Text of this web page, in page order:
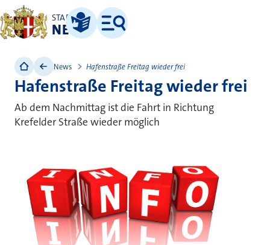
STADT
NEUSS
Leichte Sprache
Menü
News Hafenstraße Freitag wieder frei
Hafenstraße Freitag wieder frei
Ab dem Nachmittag ist die Fahrt in Richtung
Krefelder Straße wieder möglich